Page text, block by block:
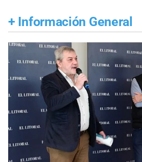
+ Información General